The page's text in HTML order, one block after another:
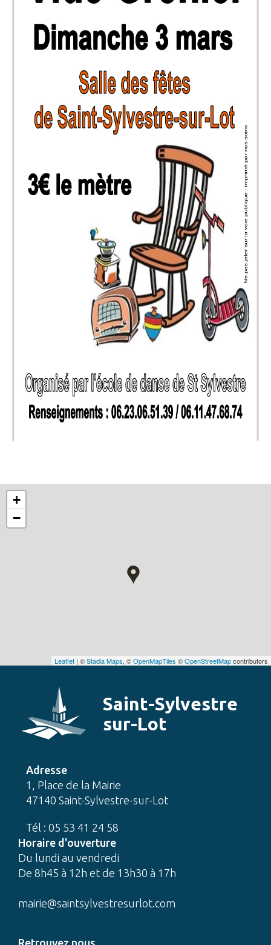
Saint-Sylvestre
sur-Lot
Adresse
1, Place de la Mairie
47140 Saint-Sylvestre-sur-Lot
Tél : 05 53 41 24 58
Horaire d'ouverture
Du lundi au vendredi
De 8h45 à 12h et de 13h30 à 17h
mairie@saintsylvestresurlot.com
Retrouvez nous
+
−
Leaflet | ©Stadia Maps, ©OpenMapTiles ©OpenStreetMapcontributors